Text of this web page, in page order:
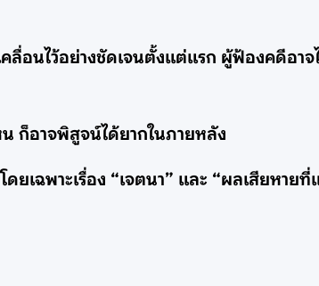
ลื่อนไว้อย่างชัดเจนตั้งแต่แรก ผู้ฟ้องคดีอา
ก็อาจพิสูจน์ได้ยากในภายหลัง
ฉพาะเรื่อง “เจตนา” และ “ผลเสียหายที่